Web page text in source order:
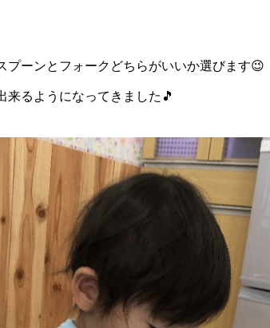
プーンとフォークどちらがいいか選びます😉
来るようになってきました🎵